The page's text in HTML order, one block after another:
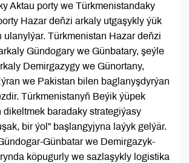
Aktau porty we Türkmenistandaky
Hazar deňzi arkaly utgaşykly ýük
ulanylýar. Türkmenistan Hazar deňzi
Gündogary we Günbatary, şeýle
Demirgazygy we Günortany,
we Pakistan bilen baglanyşdyrýan
Türkmenistanyň Beýik ýüpek
dikeltmek baradaky strategiýasy
bir ýol” başlangyjyna laýyk gelýär.
Günbatar we Demirgazyk-
köpugurly we sazlaşykly logistika